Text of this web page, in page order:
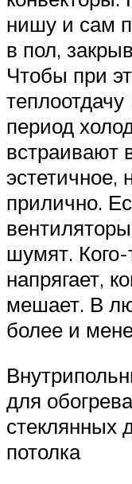
нишу и сам
в пол,
Чтобы при
период
встраивают
эстетичное,
прилично.
шумят.
напрягает,
мешает. В
более и
для
стеклянных
потолка